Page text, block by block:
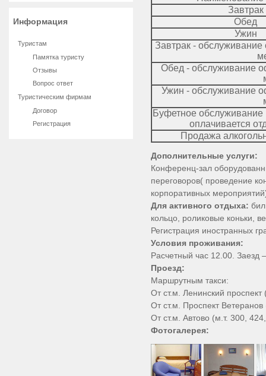
Завтрак
Обед
Ужин
Завтрак -
Обед - обслуживание
Ужин - обслуживание
Буфетное обслуживание
оплачивается
Продажа
Дополнительные услуги:
Конференц-зал
переговоров( проведение
корпоративных
Для активного отдыха:
кольцо, роликовые коньки,
Регистрация иностранных
Условия проживания:
Расчетный час 12.00. Заезд
Проезд:
Маршрутным такси:
От ст.м. Ленинский
От ст.м. Проспект
От ст.м. Автово (м.т. 300,
Фотогалерея:
Информация
Туристам
Памятка туристу
Отзывы
Вопрос ответ
Туристическим фирмам
Договор
Регистрация